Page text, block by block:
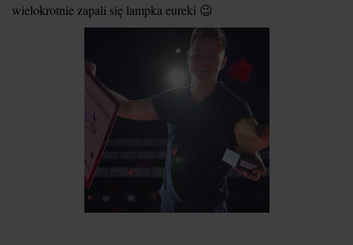
wielokrotnie zapali się lampka eureki 😉